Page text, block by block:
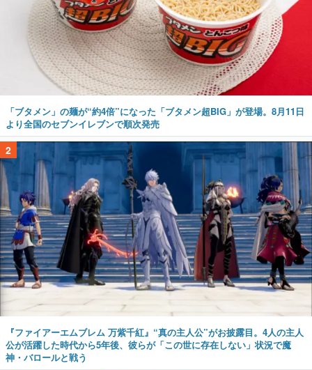
「ブタメン」の麺が“約4倍”になった「ブタメン超BIG」が登場。8月11日
より全国のセブンイレブンで順次発売
2
『ファイアーエムブレム 万紫千紅』“真の主人公”がお披露目。4人の主人
公が活躍した時代から5年後、彼らが「この世に存在しない」状況で魔
神・バロールと戦う